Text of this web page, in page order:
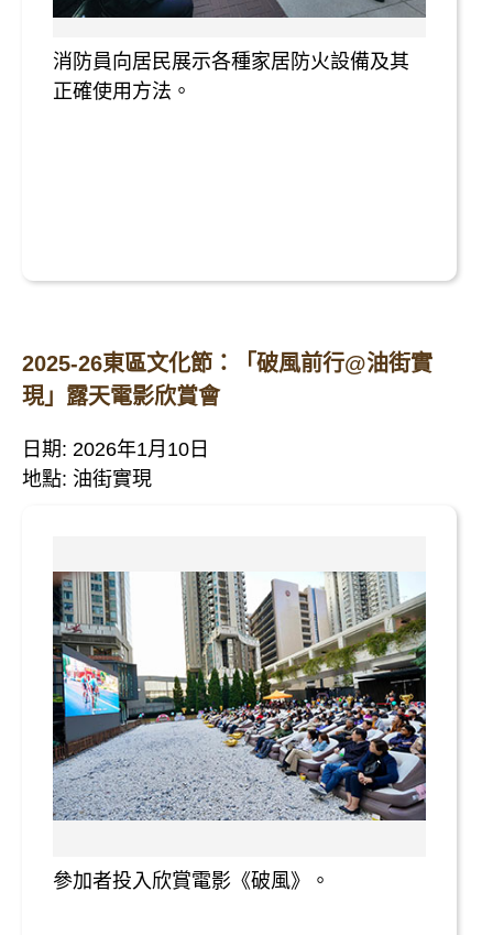
消防員向居民展示各種家居防火設備及其
正確使用方法。
2025-26東區文化節：「破風前行@油街實
現」露天電影欣賞會
日期: 2026年1月10日
地點: 油街實現
參加者投入欣賞電影《破風》。